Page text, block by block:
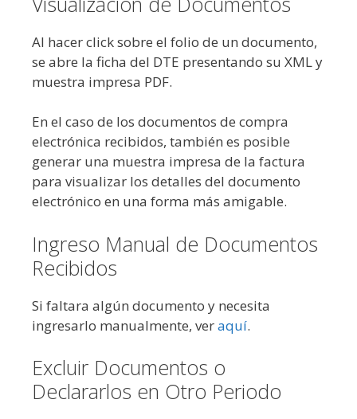
Al hacer click sobre el folio de un documento,
se abre la ficha del DTE presentando su XML y
muestra impresa PDF.
En el caso de los documentos de compra
electrónica recibidos, también es posible
generar una muestra impresa de la factura
para visualizar los detalles del documento
electrónico en una forma más amigable.
Ingreso Manual de Documentos
Recibidos
Si faltara algún documento y necesita
ingresarlo manualmente, veraquí.
Excluir Documentos o
Declararlos en Otro Periodo